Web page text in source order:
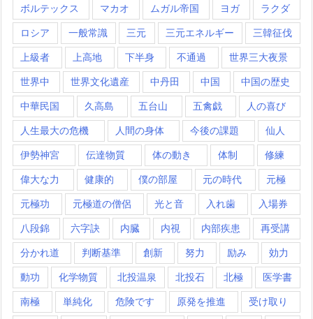
ボルテックス マカオ ムガル帝国 ヨガ ラクダ
ロシア 一般常識 三元 三元エネルギー 三韓征伐
上級者 上高地 下半身 不通過 世界三大夜景
世界中 世界文化遺産 中丹田 中国 中国の歴史
中華民国 久高島 五台山 五禽戯 人の喜び
人生最大の危機 人間の身体 今後の課題 仙人
伊勢神宮 伝達物質 体の動き 体制 修練
偉大な力 健康的 僕の部屋 元の時代 元極
元極功 元極道の僧侶 光と音 入れ歯 入場券
八段錦 六字訣 内臓 内視 内部疾患 再受講
分かれ道 判断基準 創新 努力 励み 効力
動功 化学物質 北投温泉 北投石 北極 医学書
南極 単純化 危険です 原発を推進 受け取り